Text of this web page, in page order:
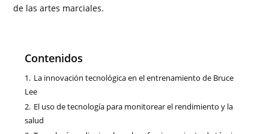
de las artes marciales.
Contenidos
1. La innovación tecnológica en el entrenamiento de Bruce
Lee
2. El uso de tecnología para monitorear el rendimiento y la
salud